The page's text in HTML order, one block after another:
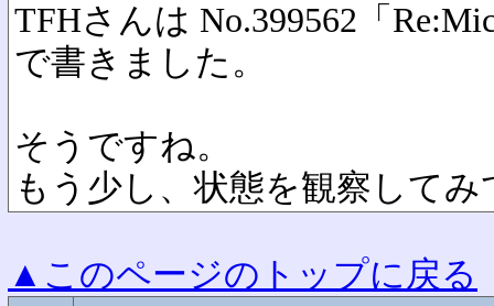
TFHさんは No.399562「
で書きました。
そうですね。
もう少し、状態を観察して
▲このページのトップに戻る